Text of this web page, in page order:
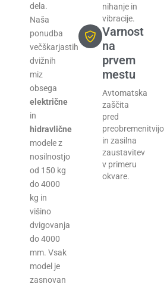
dela.
Naša
ponudba
večškarjastih
dvižnih
miz
obsega
električne
in
hidravlične
modele z
nosilnostjo
od 150 kg
do 4000
kg in
višino
dvigovanja
do 4000
mm. Vsak
model je
zasnovan
nihanje in
vibracije.
Varnost
na
prvem
mestu
Avtomatska
zaščita
pred
preobremenitvijo
in zasilna
zaustavitev
v primeru
okvare.